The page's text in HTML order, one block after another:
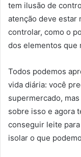
tem ilusão de
atenção deve estar
controlar, como o
dos elementos que
Todos podemos
vida diária: você
supermercado,
sobre isso e agora
conseguir leite
isolar o que